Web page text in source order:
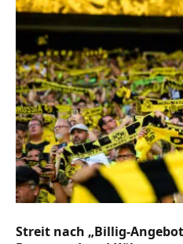
Streit nach „Billig-